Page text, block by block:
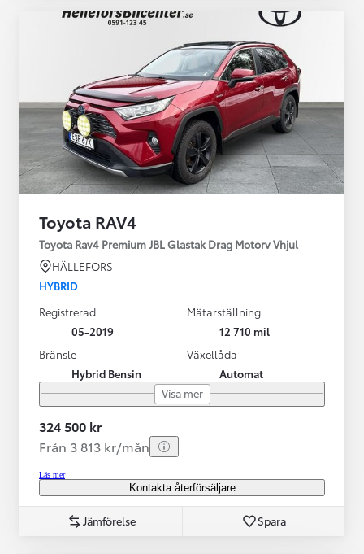
Toyota RAV4
Toyota Rav4 Premium JBL Glastak Drag Motorv Vhjul
HÄLLEFORS
HYBRID
Registrerad
05-2019
Mätarställning
12 710 mil
Bränsle
Hybrid Bensin
Växellåda
Automat
Visa mer
324 500 kr
Från 3 813 kr/mån
Läs mer
Kontakta återförsäljare
Jämförelse Spara